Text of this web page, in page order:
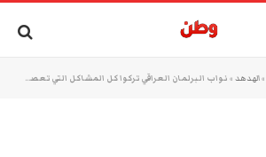
»الهدهد » نواب البرلمان العراقي تركوا كل المشاكل التي تعصف بالبلاد وتشاجروا حول “هارون الرشيد ونجله”